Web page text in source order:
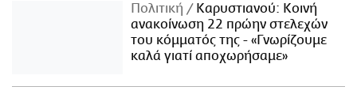
Πολιτική
Καρυστιανού: Κοινή
ανακοίνωση 22 πρώην στελεχών
του κόμματός της - «Γνωρίζουμε
καλά γιατί αποχωρήσαμε»